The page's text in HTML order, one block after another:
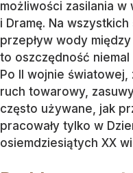
możliwości zasilania w
i Dramę. Na
przepływ wody między
to oszczędność
Po II wojnie
ruch towarowy,
często używane, jak
pracowały tylko w
osiemdziesiątych XX